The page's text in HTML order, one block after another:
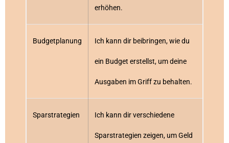
erhöhen.
Budgetplanung Ich kann dir beibringen, wie du
ein Budget erstellst, um deine
Ausgaben im Griff zu behalten.
Sparstrategien Ich kann dir verschiedene
Sparstrategien zeigen, um Geld